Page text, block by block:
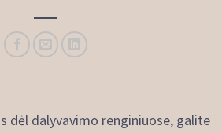
dėl dalyvavimo renginiuose, galite